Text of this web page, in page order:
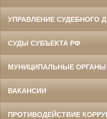
УПРАВЛЕНИЕ СУДЕБНОГО
СУДЫ СУБЪЕКТА РФ
МУНИЦИПАЛЬНЫЕ ОРГАНЫ
ВАКАНСИИ
ПРОТИВОДЕЙСТВИЕ